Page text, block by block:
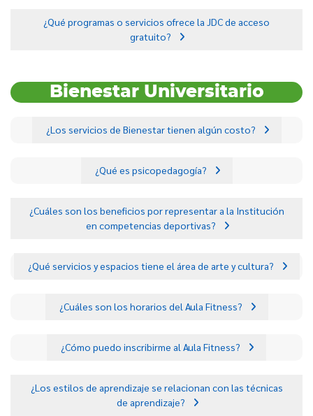
¿Qué programas o servicios ofrece la JDC de acceso
gratuito?
Bienestar Universitario
¿Los servicios de Bienestar tienen algún costo?
¿Qué es psicopedagogía?
¿Cuáles son los beneficios por representar a la Institución
en competencias deportivas?
¿Qué servicios y espacios tiene el área de arte y cultura?
¿Cuáles son los horarios del Aula Fitness?
¿Cómo puedo inscribirme al Aula Fitness?
¿Los estilos de aprendizaje se relacionan con las técnicas
de aprendizaje?